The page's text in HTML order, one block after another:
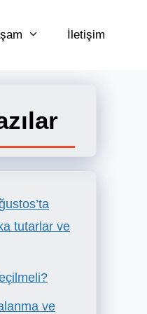
İletişim
tutarlar ve
ve